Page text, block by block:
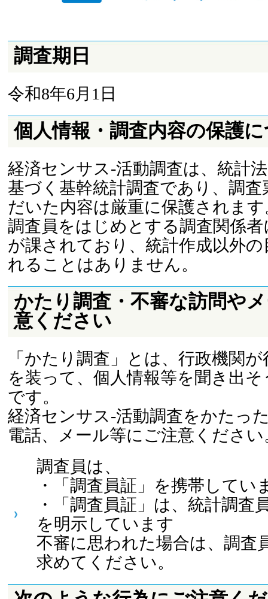
調査期日
令和8年6月1日
個人情報・調査内容の保護
経済センサス-活動調査は、統計
基づく基幹統計調査であり、調
だいた内容は厳重に保護されます
調査員をはじめとする調査関係
が課されており、統計作成以外
れることはありません。
かたり調査・不審な訪問や
意ください
「かたり調査」とは、行政機関
を装って、個人情報等を聞き出
です。
経済センサス-活動調査をかたっ
電話、メール等にご注意ください
調査員は、
・「調査員証」を携帯してい
・「調査員証」は、統計調査
を明示しています
不審に思われた場合は、調査
求めてください。